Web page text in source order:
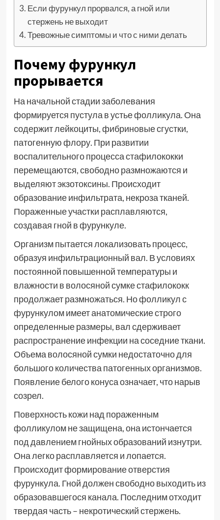
Если фурункул прорвался, а гной или
стержень не выходит
Тревожные симптомы и что с ними делать
Почему фурункул
прорывается
На начальной стадии заболевания
формируется пустула в устье фолликула. Она
содержит лейкоциты, фибриновые сгустки,
патогенную флору. При развитии
воспалительного процесса стафилококки
перемещаются, свободно размножаются и
выделяют экзотоксины. Происходит
образование инфильтрата, некроза тканей.
Пораженные участки расплавляются,
создавая гной в фурункуле.
Организм пытается локализовать процесс,
образуя инфильтрационный вал. В условиях
постоянной повышенной температуры и
влажности в волосяной сумке стафилококк
продолжает размножаться. Но фолликул с
фурункулом имеет анатомические строго
определенные размеры, вал сдерживает
распространение инфекции на соседние ткани.
Объема волосяной сумки недостаточно для
большого количества патогенных организмов.
Появление белого конуса означает, что нарыв
созрел.
Поверхность кожи над пораженным
фолликулом не защищена, она истончается
под давлением гнойных образований изнутри.
Она легко расплавляется и лопается.
Происходит формирование отверстия
фурункула. Гной должен свободно выходить из
образовавшегося канала. Последним отходит
твердая часть – некротический стержень.